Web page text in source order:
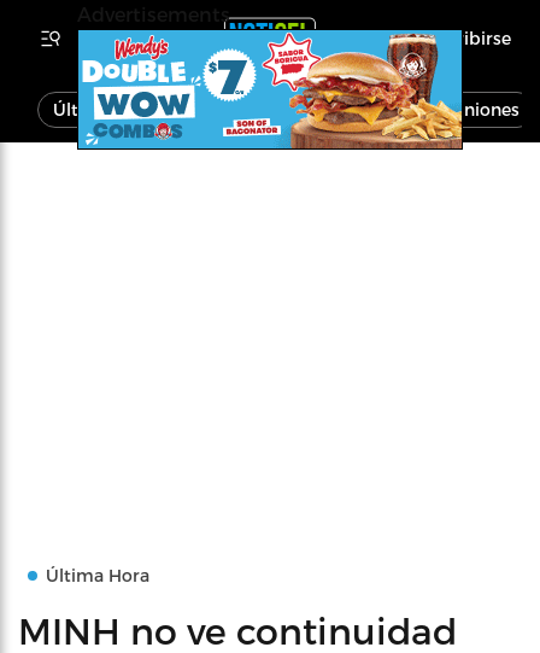
Inscribirse
Última Hora Noticias Economía Opiniones
Última Hora
MINH no ve continuidad
Advertisements